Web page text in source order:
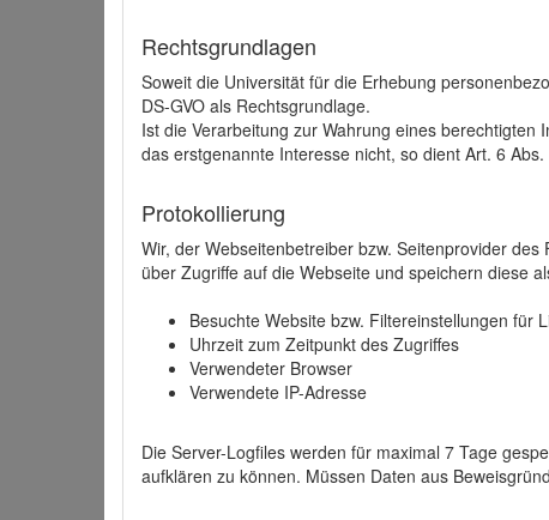
Rechtsgrundlagen
Soweit die Universität für die Erhebung
DS-GVO als Rechtsgrundlage.
Ist die Verarbeitung zur Wahrung eines
das erstgenannte Interesse nicht, so dient Art. 6
Protokollierung
Wir, der Webseitenbetreiber bzw. Seitenprovider
über Zugriffe auf die Webseite und speichern diese
Besuchte Website bzw. Filtereinstellungen für
Uhrzeit zum Zeitpunkt des Zugriffes
Verwendeter Browser
Verwendete IP-Adresse
Die Server-Logfiles werden für maximal 7 Tage
aufklären zu können. Müssen Daten aus